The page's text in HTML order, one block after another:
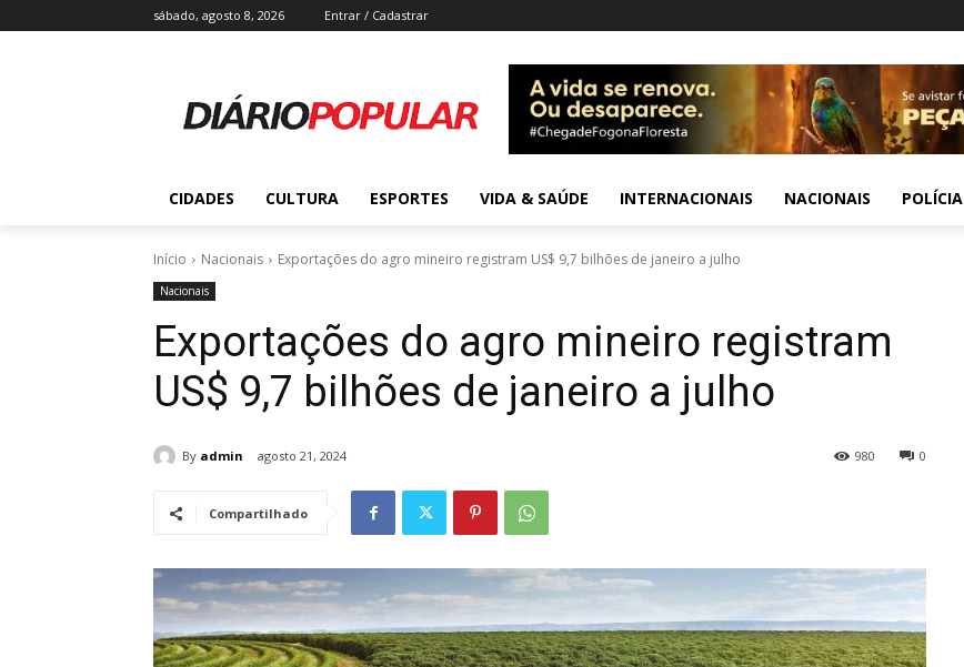
sábado, agosto 8, 2026 Entrar / Cadastrar
CIDADES CULTURA ESPORTES VIDA & SAÚDE INTERNACIONAIS NACIONAIS POLÍCIA
Início Nacionais Exportações do agro mineiro registram US$ 9,7 bilhões de janeiro a julho
Nacionais
Exportações do agro mineiro registram
US$ 9,7 bilhões de janeiro a julho
By admin agosto 21, 2024 0
980
Compartilhado